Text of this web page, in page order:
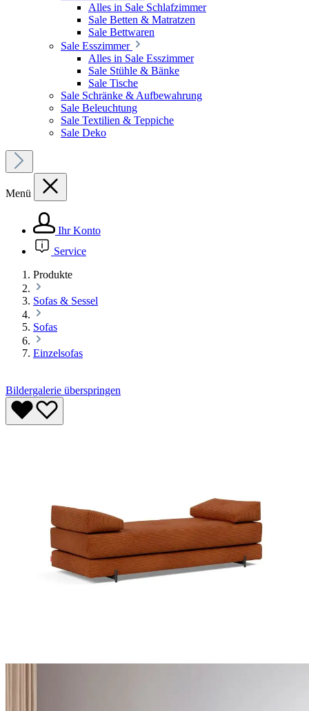
Alles in Sale Schlafzimmer
Sale Betten & Matratzen
Sale Bettwaren
Sale Esszimmer
Alles in Sale Esszimmer
Sale Stühle & Bänke
Sale Tische
Sale Schränke & Aufbewahrung
Sale Beleuchtung
Sale Textilien & Teppiche
Sale Deko
Menü
Ihr Konto
Service
Produkte
Sofas & Sessel
Sofas
Einzelsofas
Bildergalerie überspringen